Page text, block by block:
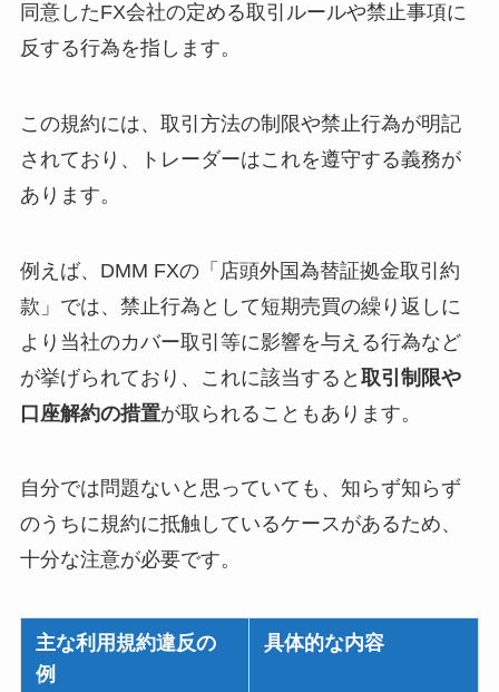
同意したFX会社の定める取引ルールや禁止事項に
反する行為を指します。
この規約には、取引方法の制限や禁止行為が明記
されており、トレーダーはこれを遵守する義務が
あります。
例えば、DMM FXの「店頭外国為替証拠金取引約
款」では、禁止行為として短期売買の繰り返しに
より当社のカバー取引等に影響を与える行為など
が挙げられており、これに該当すると 取引制限や
口座解約の措置が取られることもあります。
自分では問題ないと思っていても、知らず知らず
のうちに規約に抵触しているケースがあるため、
十分な注意が必要です。
主な利用規約違反の
例
具体的な内容